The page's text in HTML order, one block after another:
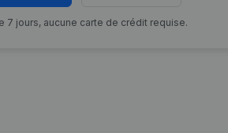
7 jours, aucune carte de crédit requise.